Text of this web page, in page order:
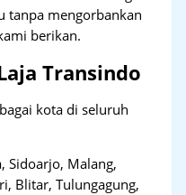
tanpa mengorbankan
berikan.
Transindo
kota di seluruh
Sidoarjo, Malang,
Blitar, Tulungagung,